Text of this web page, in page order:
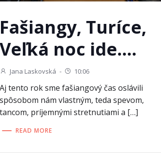
Fašiangy, Turíce,
Veľká noc ide….
Jana Laskovská - 10:06
Aj tento rok sme fašiangový čas oslávili
spôsobom nám vlastným, teda spevom,
tancom, príjemnými stretnutiami a […]
READ MORE